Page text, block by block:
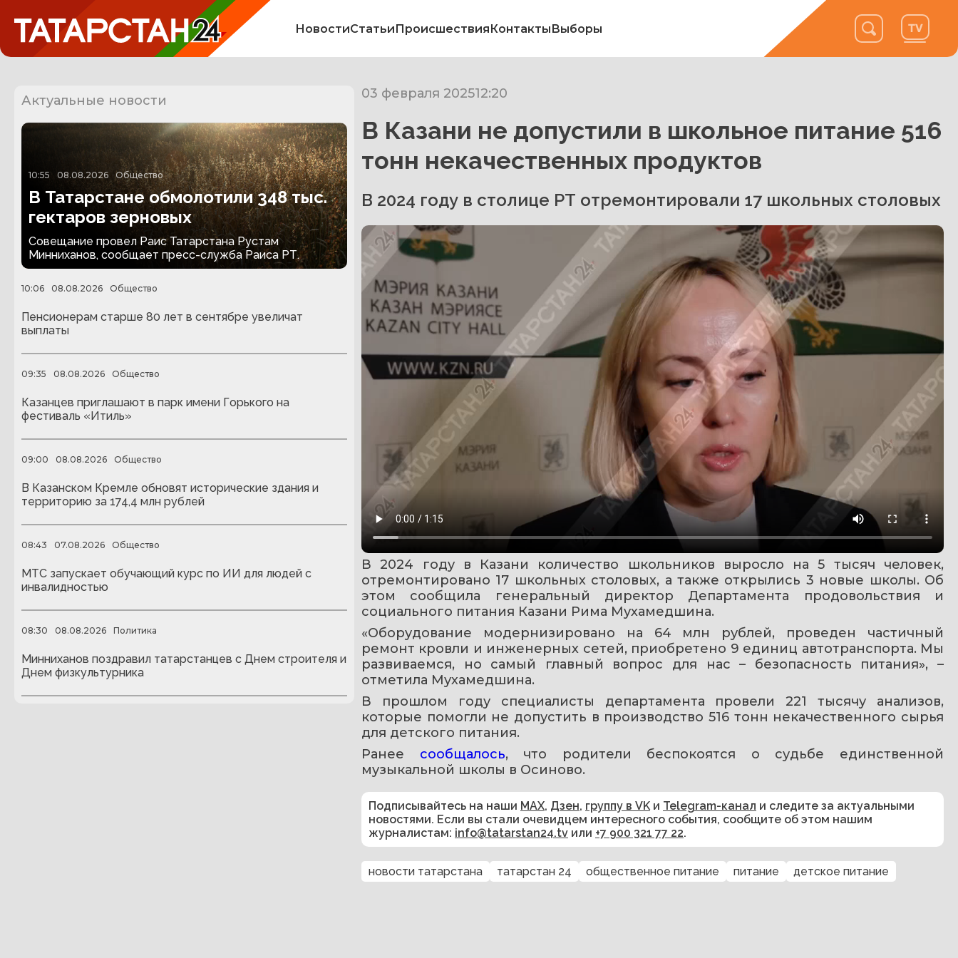
НовостиСтатьиПроисшествияКонтактыВыборы
Актуальные новости
10:55 08.08.2026 Общество
В Татарстане обмолотили 348 тыс.
гектаров зерновых
Совещание провел Раис Татарстана Рустам
Минниханов, сообщает пресс-служба Раиса РТ.
10:06 08.08.2026 Общество
Пенсионерам старше 80 лет в сентябре увеличат
выплаты
09:35 08.08.2026 Общество
Казанцев приглашают в парк имени Горького на
фестиваль «Итиль»
09:00 08.08.2026 Общество
В Казанском Кремле обновят исторические здания и
территорию за 174,4 млн рублей
08:43 07.08.2026 Общество
МТС запускает обучающий курс по ИИ для людей с
инвалидностью
08:30 08.08.2026 Политика
Минниханов поздравил татарстанцев с Днем строителя и
Днем физкультурника
03 февраля 202512:20
В Казани не допустили в школьное питание 516
тонн некачественных продуктов
В 2024 году в столице РТ отремонтировали 17 школьных столовых
В 2024 году в Казани количество школьников выросло на 5 тысяч человек,
отремонтировано 17 школьных столовых, а также открылись 3 новые школы. Об
этом сообщила генеральный директор Департамента продовольствия и
социального питания Казани Рима Мухамедшина.
«Оборудование модернизировано на 64 млн рублей, проведен частичный
ремонт кровли и инженерных сетей, приобретено 9 единиц автотранспорта. Мы
развиваемся, но самый главный вопрос для нас – безопасность питания», –
отметила Мухамедшина.
В прошлом году специалисты департамента провели 221 тысячу анализов,
которые помогли не допустить в производство 516 тонн некачественного сырья
для детского питания.
Ранее сообщалось, что родители беспокоятся о судьбе единственной
музыкальной школы в Осиново.
Подписывайтесь на наши MAX, Дзен, группу в VK и Telegram-канал и следите за актуальными
новостями. Если вы стали очевидцем интересного события, сообщите об этом нашим
журналистам: info@tatarstan24.tv или +7 900 321 77 22.
новости татарстана татарстан 24 общественное питание питание детское питание